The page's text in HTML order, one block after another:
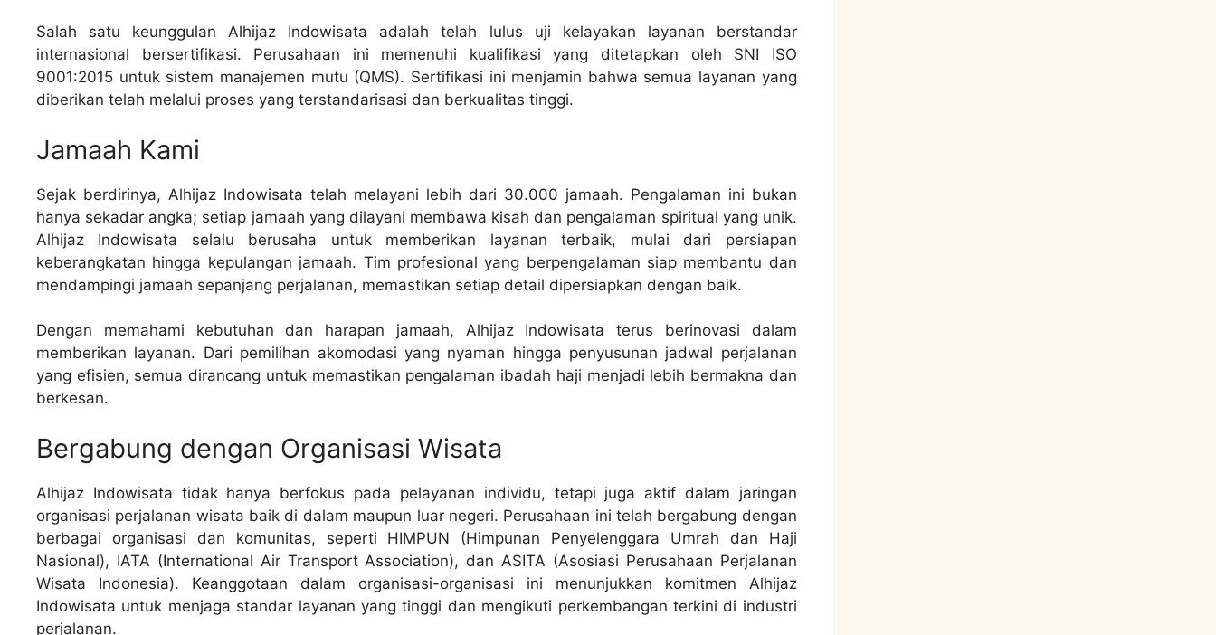
Salah satu keunggulan Alhijaz Indowisata adalah telah lulus uji kelayakan layanan berstandar
internasional bersertifikasi. Perusahaan ini memenuhi kualifikasi yang ditetapkan oleh SNI ISO
9001:2015 untuk sistem manajemen mutu (QMS). Sertifikasi ini menjamin bahwa semua layanan yang
diberikan telah melalui proses yang terstandarisasi dan berkualitas tinggi.
Jamaah Kami
Sejak berdirinya, Alhijaz Indowisata telah melayani lebih dari 30.000 jamaah. Pengalaman ini bukan
hanya sekadar angka; setiap jamaah yang dilayani membawa kisah dan pengalaman spiritual yang unik.
Alhijaz Indowisata selalu berusaha untuk memberikan layanan terbaik, mulai dari persiapan
keberangkatan hingga kepulangan jamaah. Tim profesional yang berpengalaman siap membantu dan
mendampingi jamaah sepanjang perjalanan, memastikan setiap detail dipersiapkan dengan baik.
Dengan memahami kebutuhan dan harapan jamaah, Alhijaz Indowisata terus berinovasi dalam
memberikan layanan. Dari pemilihan akomodasi yang nyaman hingga penyusunan jadwal perjalanan
yang efisien, semua dirancang untuk memastikan pengalaman ibadah haji menjadi lebih bermakna dan
berkesan.
Bergabung dengan Organisasi Wisata
Alhijaz Indowisata tidak hanya berfokus pada pelayanan individu, tetapi juga aktif dalam jaringan
organisasi perjalanan wisata baik di dalam maupun luar negeri. Perusahaan ini telah bergabung dengan
berbagai organisasi dan komunitas, seperti HIMPUN (Himpunan Penyelenggara Umrah dan Haji
Nasional), IATA (International Air Transport Association), dan ASITA (Asosiasi Perusahaan Perjalanan
Wisata Indonesia). Keanggotaan dalam organisasi-organisasi ini menunjukkan komitmen Alhijaz
Indowisata untuk menjaga standar layanan yang tinggi dan mengikuti perkembangan terkini di industri
perjalanan.